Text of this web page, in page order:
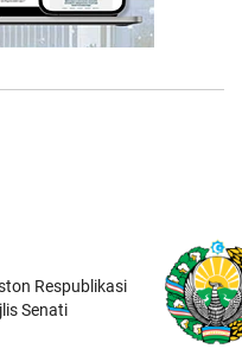
Respublikasi
Senati